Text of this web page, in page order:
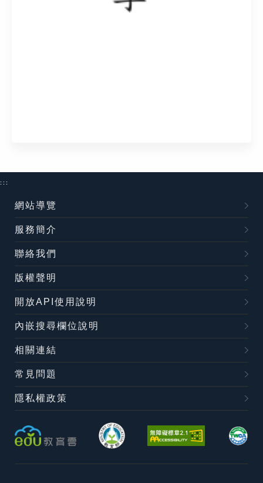
:::
網站導覽
服務簡介
聯絡我們
版權聲明
開放API使用說明
內嵌搜尋欄位說明
相關連結
常見問題
隱私權政策